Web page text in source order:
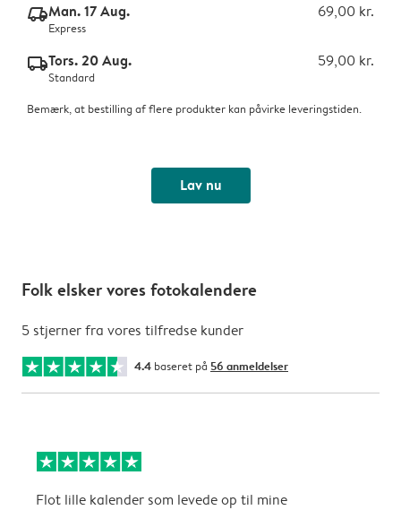
delivery_express_v2Man. 17 Aug. 69,00 kr.
Express
delivery_standard_v2Tors. 20 Aug. 59,00 kr.
Standard
Bemærk, at bestilling af flere produkter kan påvirke leveringstiden.
Lav nu
Folk elsker vores fotokalendere
5 stjerner fra vores tilfredse kunder
4.4 baseret på 56 anmeldelser
Flot lille kalender som levede op til mine